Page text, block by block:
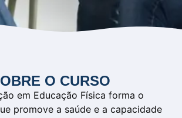
O CURSO
em Educação Física forma o
promove a saúde e a capacidade